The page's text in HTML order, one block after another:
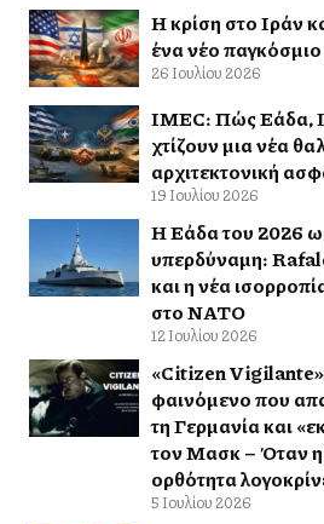
Η κρίση στο Ιράν
ένα νέο
26 Ιουλίου 2026
IMEC: Πώς Ελλάδα,
χτίζουν μια νέα
αρχιτεκτονική
19 Ιουλίου 2026
Η Ελλάδα του 2026
υπερδύναμη:
και η νέα
στο ΝΑΤΟ
12 Ιουλίου 2026
«Citizen
φαινόμενο που
τη Γερμανία και
τον Μασκ – Όταν η
ορθότητα
5 Ιουλίου 2026